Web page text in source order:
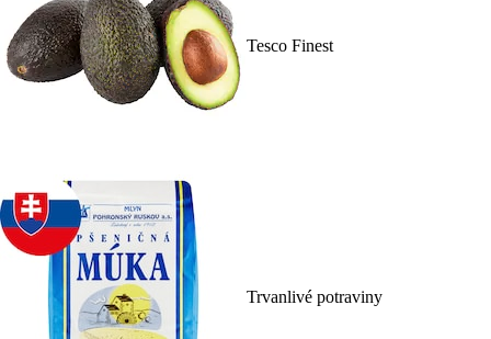
Tesco Finest
Trvanlivé potraviny